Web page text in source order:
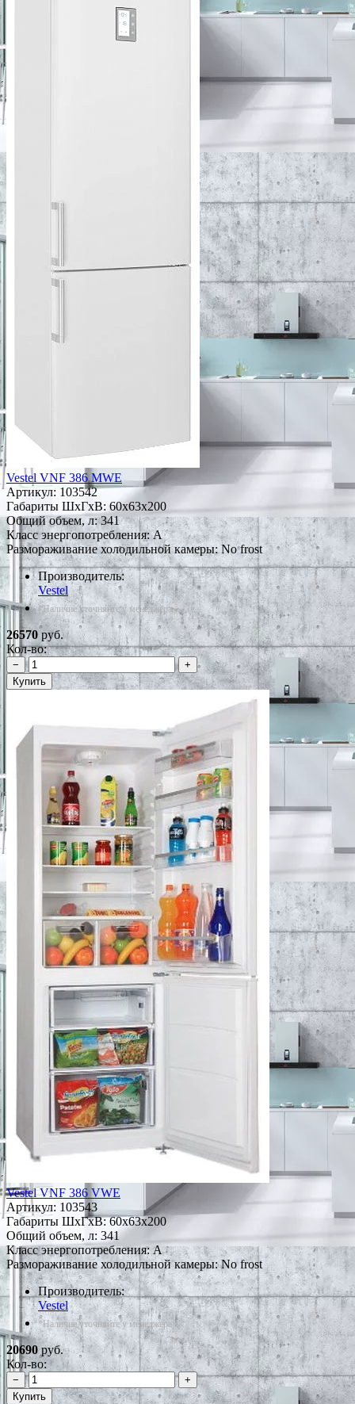
Vestel VNF 386 MWE
Артикул: 103542
Габариты ШxГxВ: 60x63x200
Общий объем, л: 341
Класс энергопотребления: A
Размораживание холодильной камеры: No frost
Производитель:
Vestel
*Наличие уточняйте у менеджера
26570руб.
Кол-во:
−
+
Купить
Vestel VNF 386 VWE
Артикул: 103543
Габариты ШxГxВ: 60x63x200
Общий объем, л: 341
Класс энергопотребления: A
Размораживание холодильной камеры: No frost
Производитель:
Vestel
*Наличие уточняйте у менеджера
20690руб.
Кол-во:
−
+
Купить